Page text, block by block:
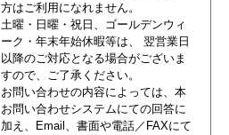
方はご利用になれません。
土曜・日曜・祝日、ゴールデンウィ
ーク・年末年始休暇等は、 翌営業日
以降のご対応となる場合がございま
すので、ご了承ください。
お問い合わせの内容によっては、本
お問い合わせシステムにての回答に
加え、Email、書面や電話／FAXにて